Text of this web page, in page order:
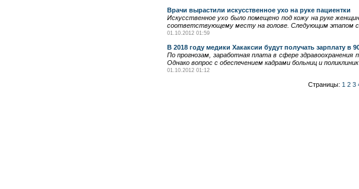
Врачи вырастили искусственное ухо на руке пациентки
Искусственное ухо было помещено под кожу на руке
соответствующему месту на голове. Следующим этапом
01.10.2012 01:59
В 2018 году медики Хакаксии будут получать зарплату в
По прогнозам, заработная плата в сфере здравоохранения
Однако вопрос с обеспечением кадрами больниц и
01.10.2012 01:12
Страницы: 1 2 3